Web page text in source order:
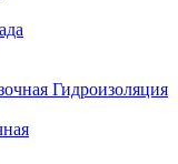
Гидроизоляция